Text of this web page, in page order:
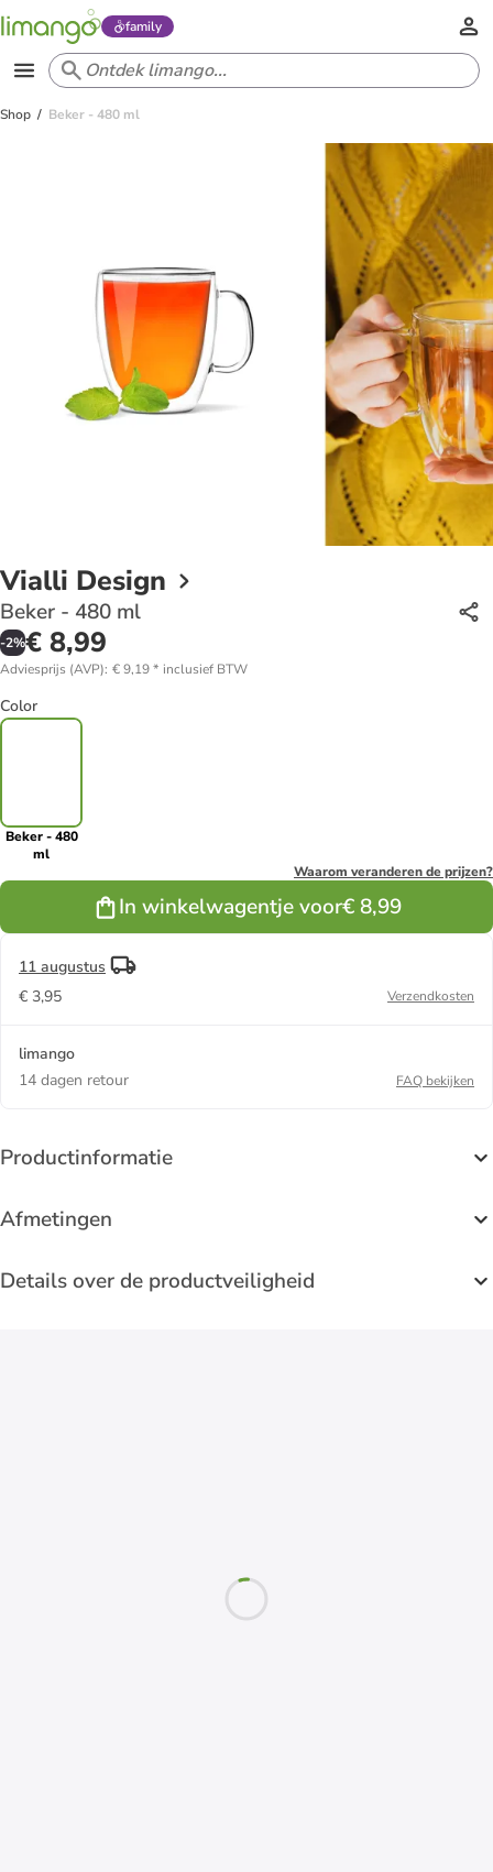
family
Shop Beker - 480 ml
Vialli Design
Beker - 480 ml
-2%€ 8,99
Adviesprijs (AVP): € 9,19* inclusief BTW
Color
Beker - 480
ml
Waarom veranderen de prijzen?
In winkelwagentje voor€ 8,99
11 augustus
€ 3,95
Verzendkosten
limango
14 dagen retour
FAQ bekijken
Productinformatie
Afmetingen
Details over de productveiligheid